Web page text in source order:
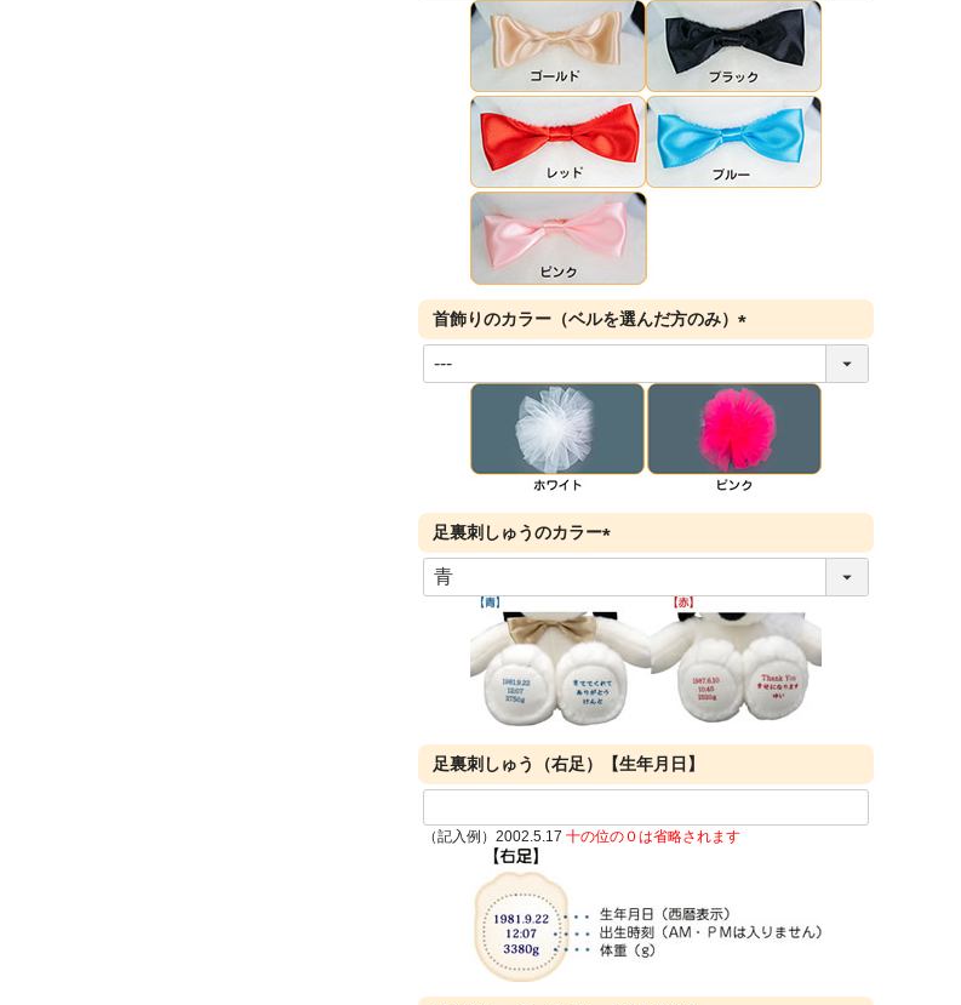
首飾りのカラー（ベルを選んだ方のみ）
(
須
)
足裏刺しゅうのカラー
(
須
)
足裏刺しゅう（右足）【生年月日】
（記入例）2002.5.17 十の位の０は省略されます